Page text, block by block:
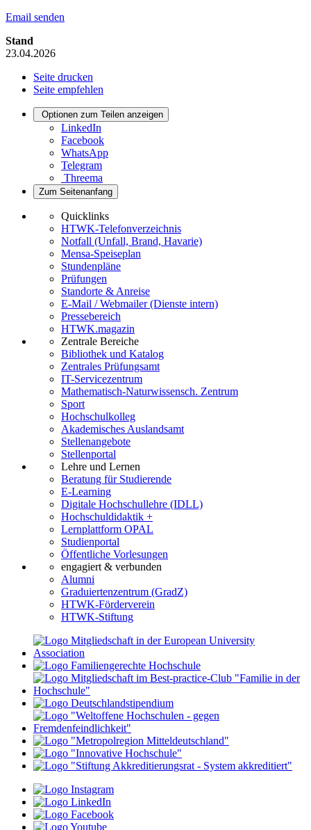
Email senden
Stand
23.04.2026
Seite drucken
Seite empfehlen
Optionen zum Teilen anzeigen
LinkedIn
Facebook
WhatsApp
Telegram
Threema
Zum Seitenanfang
Quicklinks
HTWK-Telefonverzeichnis
Notfall (Unfall, Brand, Havarie)
Mensa-Speiseplan
Stundenpläne
Prüfungen
Standorte & Anreise
E-Mail / Webmailer (Dienste intern)
Pressebereich
HTWK.magazin
Zentrale Bereiche
Bibliothek und Katalog
Zentrales Prüfungsamt
IT-Servicezentrum
Mathematisch-Naturwissensch. Zentrum
Sport
Hochschulkolleg
Akademisches Auslandsamt
Stellenangebote
Stellenportal
Lehre und Lernen
Beratung für Studierende
E-Learning
Digitale Hochschullehre (IDLL)
Hochschuldidaktik +
Lernplattform OPAL
Studienportal
Öffentliche Vorlesungen
engagiert & verbunden
Alumni
Graduiertenzentrum (GradZ)
HTWK-Förderverein
HTWK-Stiftung